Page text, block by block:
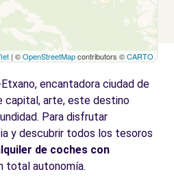
| ©OpenStreetMapcontributors ©CARTO
encantadora ciudad de
capital, arte, este destino
Para disfrutar
y descubrir todos los tesoros
de coches con
total autonomía.